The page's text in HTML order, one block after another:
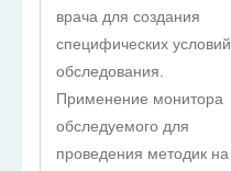
врача для создания
специфических условий
обследования.
Применение монитора
обследуемого для
проведения методик на